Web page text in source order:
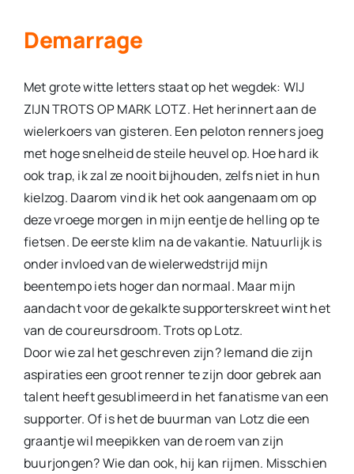
Contact
Demarrage
Met grote witte letters staat op het wegdek: WIJ
ZIJN TROTS OP MARK LOTZ. Het herinnert aan de
wielerkoers van gisteren. Een peloton renners joeg
met hoge snelheid de steile heuvel op. Hoe hard ik
ook trap, ik zal ze nooit bijhouden, zelfs niet in hun
kielzog. Daarom vind ik het ook aangenaam om op
deze vroege morgen in mijn eentje de helling op te
fietsen. De eerste klim na de vakantie. Natuurlijk is
onder invloed van de wielerwedstrijd mijn
beentempo iets hoger dan normaal. Maar mijn
aandacht voor de gekalkte supporterskreet wint het
van de coureursdroom. Trots op Lotz.
Door wie zal het geschreven zijn? Iemand die zijn
aspiraties een groot renner te zijn door gebrek aan
talent heeft gesublimeerd in het fanatisme van een
supporter. Of is het de buurman van Lotz die een
graantje wil meepikken van de roem van zijn
buurjongen? Wie dan ook, hij kan rijmen. Misschien